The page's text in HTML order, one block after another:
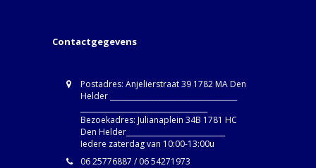
Contactgegevens
Postadres: Anjelierstraat 39 1782 MA Den
Helder ____________________________________
Bezoekadres: Julianaplein 34B 1781 HC
Den Helder____________________________
Iedere zaterdag van 10:00-13:00u
06 25776887 / 06 54271973